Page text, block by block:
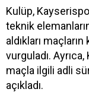
Kulüp,
teknik
aldıkları
vurguladı.
maçla ilgili adli
açıkladı.